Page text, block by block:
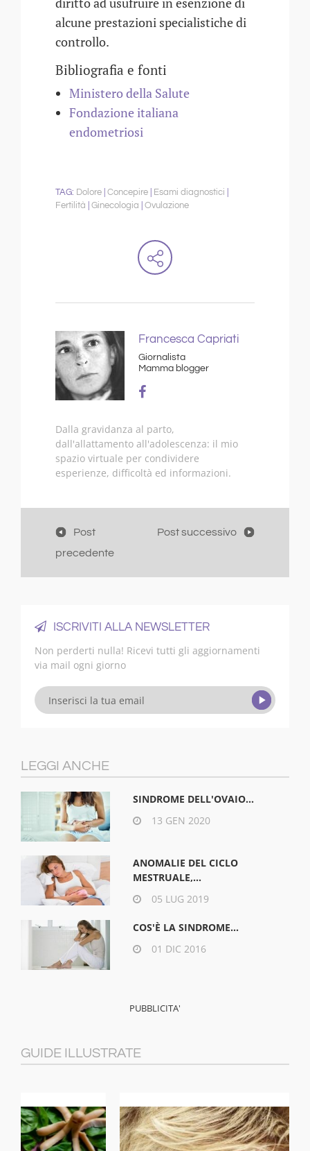
alcune prestazioni specialistiche di
controllo.
Bibliografia e fonti
Ministero della Salute
Fondazione italiana
endometriosi
Dolore Concepire
Esami diagnostici
Fertilità
Ginecologia Ovulazione
Francesca Capriati
Giornalista
Mamma blogger
Dalla gravidanza al parto,
dall'allattamento all'adolescenza: il mio
spazio virtuale per condividere
esperienze, difficoltà ed informazioni.
Post
precedente
Post successivo
ISCRIVITI ALLA NEWSLETTER
Non perderti nulla! Ricevi tutti gli aggiornamenti
via mail ogni giorno
LEGGI ANCHE
SINDROME DELL'OVAIO...
13 GEN 2020
ANOMALIE DEL CICLO
MESTRUALE,...
05 LUG 2019
COS'È LA SINDROME...
01 DIC 2016
GUIDE ILLUSTRATE